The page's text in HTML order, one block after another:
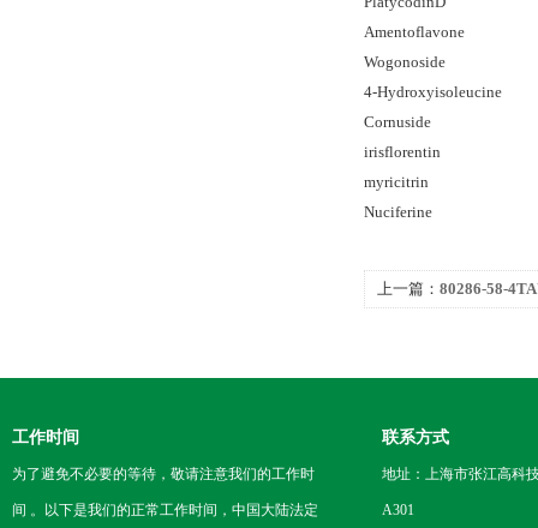
Amentoflavone
Wogonoside
4-Hydroxyisoleucine
Cornuside
irisflorentin
myricitrin
Nuciferine
上一篇： 80286-58-
工作时间
为了避免不必要的等待，敬请注意我们的工作时
间 。以下是我们的正常工作时间，中国大陆法定
联系方式
地址：上海市张江高科
A301